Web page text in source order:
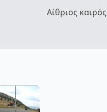
Αίθριος καιρός